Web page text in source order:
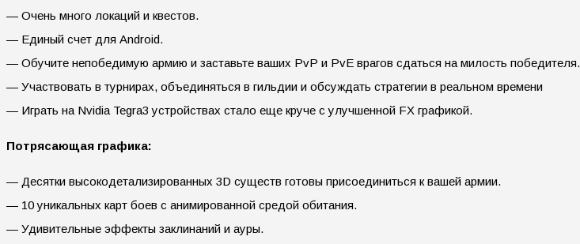
— Очень много локаций и квестов.
— Единый счет для Android.
— Обучите непобедимую армию и заставьте ваших PvP и PvE врагов сдаться на милость победителя.
— Участвовать в турнирах, объединяться в гильдии и обсуждать стратегии в реальном времени
— Играть на Nvidia Tegra3 устройствах стало еще круче с улучшенной FX графикой.
Потрясающая графика:
— Десятки высокодетализированных 3D существ готовы присоединиться к вашей армии.
— 10 уникальных карт боев с анимированной средой обитания.
— Удивительные эффекты заклинаний и ауры.